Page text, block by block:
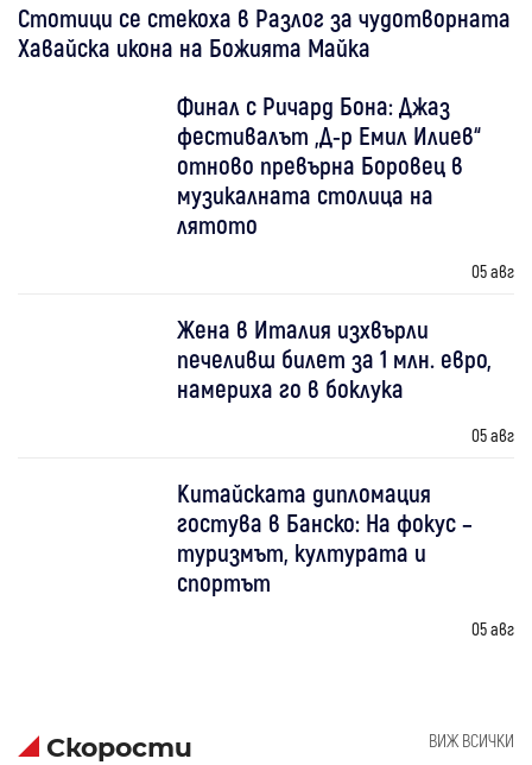
Стотици се стекоха в Разлог за чудотворната
Хавайска икона на Божията Майка
Финал с Ричард Бона: Джаз
фестивалът „Д-р Емил Илиев“
отново превърна Боровец в
музикалната столица на
лятото
05 авг
Жена в Италия изхвърли
печеливш билет за 1 млн. евро,
намериха го в боклука
05 авг
Китайската дипломация
гостува в Банско: На фокус –
туризмът, културата и
спортът
05 авг
Скорости ВИЖ ВСИЧКИ